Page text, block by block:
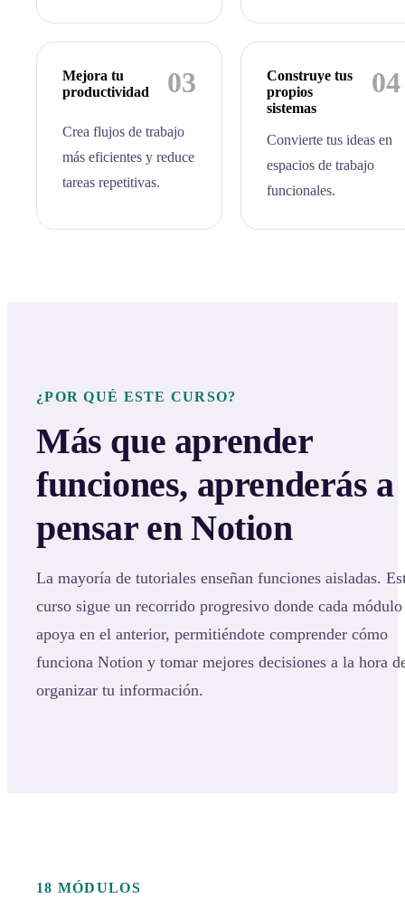
03
Mejora tu
productividad
Crea flujos de trabajo
más eficientes y reduce
tareas repetitivas.
04
Construye tus
propios
sistemas
Convierte tus ideas en
espacios de trabajo
funcionales.
¿POR QUÉ ESTE CURSO?
Más que aprender
funciones, aprenderás a
pensar en Notion
La mayoría de tutoriales enseñan funciones aisladas.
curso sigue un recorrido progresivo donde cada módulo
apoya en el anterior, permitiéndote comprender cómo
funciona Notion y tomar mejores decisiones a la hora
organizar tu información.
18 MÓDULOS